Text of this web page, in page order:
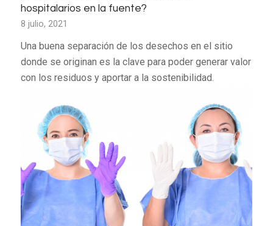
hospitalarios en la fuente?
8 julio, 2021
Una buena separación de los desechos en el sitio
donde se originan es la clave para poder generar valor
con los residuos y aportar a la sostenibilidad.